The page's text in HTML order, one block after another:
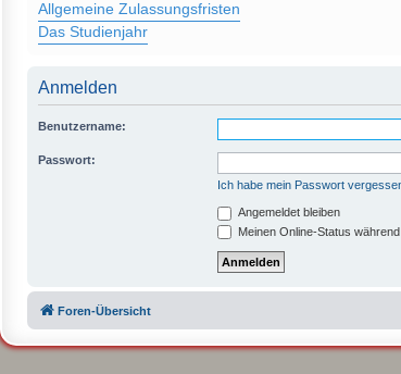
Allgemeine Zulassungsfristen
Das Studienjahr
Anmelden
Benutzername:
Passwort:
Ich habe mein Passwort
Angemeldet bleiben
Meinen Online-Status
Foren-Übersicht